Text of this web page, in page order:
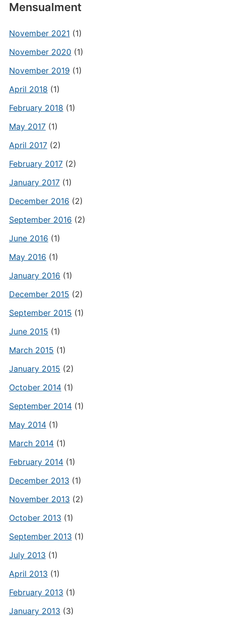
Mensualment
November 2021 (1)
November 2020 (1)
November 2019 (1)
April 2018 (1)
February 2018 (1)
May 2017(1)
April 2017(2)
February 2017(2)
January 2017(1)
December 2016 (2)
September 2016 (2)
June 2016 (1)
May 2016 (1)
January 2016 (1)
December 2015 (2)
September 2015 (1)
June 2015 (1)
March 2015 (1)
January 2015 (2)
October 2014(1)
September 2014(1)
May 2014(1)
March 2014(1)
February 2014(1)
December 2013 (1)
November 2013 (2)
October 2013 (1)
September 2013 (1)
July 2013 (1)
April 2013 (1)
February 2013 (1)
January 2013 (3)